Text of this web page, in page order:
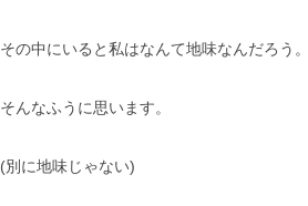
その中にいると私はなんて地味なんだろう
そんなふうに思います。
(別に地味じゃない)